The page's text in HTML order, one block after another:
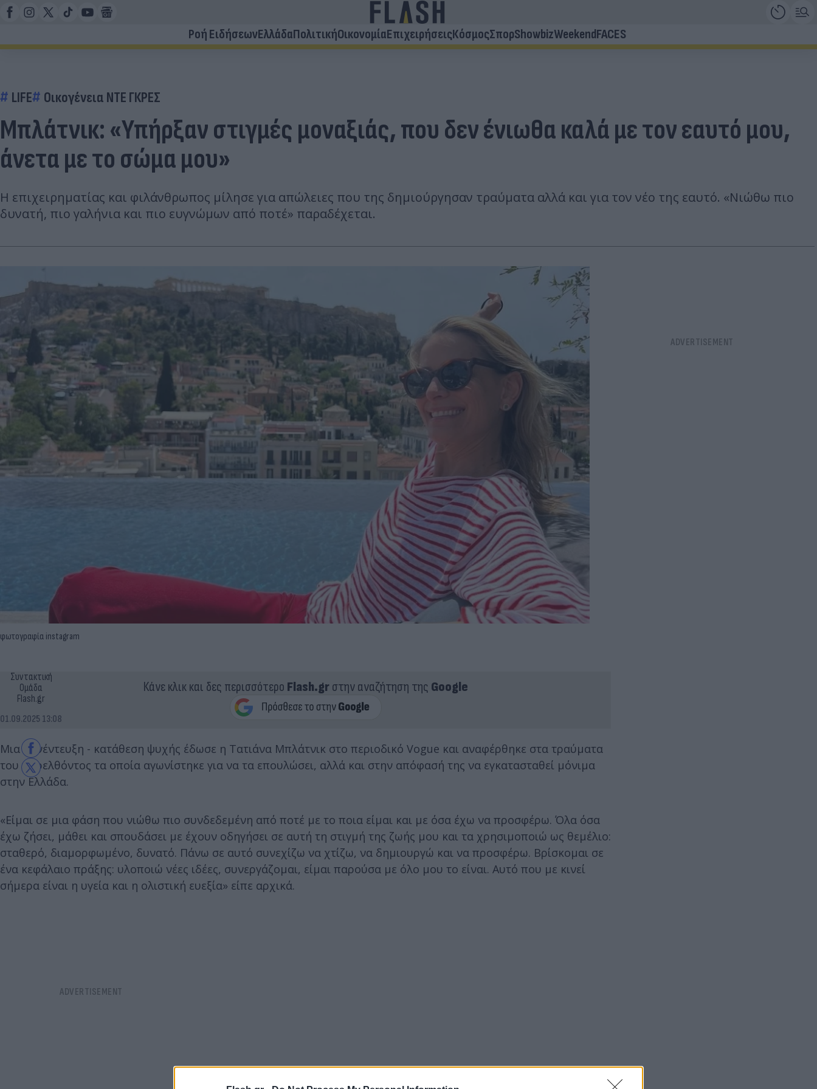
Ροή ΕιδήσεωνΕλλάδαΠολιτικήΟικονομίαΕπιχειρήσειςΚόσμοςΣπορShowbizWeekendFACES
LIFE Οικογένεια ΝΤΕ ΓΚΡΕΣ
Μπλάτνικ: «Υπήρξαν στιγμές μοναξιάς, που δεν ένιωθα καλά με τον εαυτό μου,
άνετα με το σώμα μου»
Η επιχειρηματίας και φιλάνθρωπος μίλησε για απώλειες που της δημιούργησαν τραύματα αλλά και για τον νέο της εαυτό. «Νιώθω πιο
δυνατή, πιο γαλήνια και πιο ευγνώμων από ποτέ» παραδέχεται.
φωτογραφία instagram
Συντακτική
Ομάδα
Flash.gr
01.09.2025 13:08
Κάνε κλικ και δες περισσότερο Flash.grστην αναζήτηση της Google
Μια συνέντευξη - κατάθεση ψυχής έδωσε η Τατιάνα Μπλάτνικ στο περιοδικό Vogue και αναφέρθηκε στα τραύματα
του παρελθόντος τα οποία αγωνίστηκε για να τα επουλώσει, αλλά και στην απόφασή της να εγκατασταθεί μόνιμα
στην Ελλάδα.
«Είμαι σε μια φάση που νιώθω πιο συνδεδεμένη από ποτέ με το ποια είμαι και με όσα έχω να προσφέρω. Όλα όσα
έχω ζήσει, μάθει και σπουδάσει με έχουν οδηγήσει σε αυτή τη στιγμή της ζωής μου και τα χρησιμοποιώ ως θεμέλιο:
σταθερό, διαμορφωμένο, δυνατό. Πάνω σε αυτό συνεχίζω να χτίζω, να δημιουργώ και να προσφέρω. Βρίσκομαι σε
ένα κεφάλαιο πράξης: υλοποιώ νέες ιδέες, συνεργάζομαι, είμαι παρούσα με όλο μου το είναι. Αυτό που με κινεί
σήμερα είναι η υγεία και η ολιστική ευεξία» είπε αρχικά.